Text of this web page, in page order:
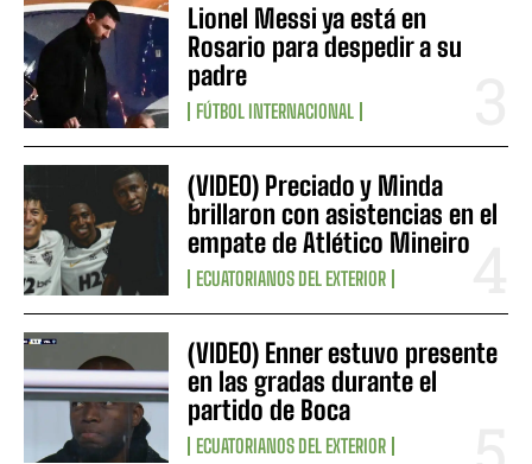
Lionel Messi ya está en
Rosario para despedir a su
padre
FÚTBOL INTERNACIONAL
(VIDEO) Preciado y Minda
brillaron con asistencias en el
empate de Atlético Mineiro
ECUATORIANOS DEL EXTERIOR
(VIDEO) Enner estuvo presente
en las gradas durante el
partido de Boca
ECUATORIANOS DEL EXTERIOR